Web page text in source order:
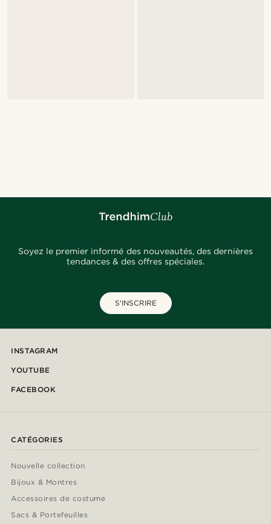
Soyez le premier informé des nouveautés, des dernières
tendances & des offres spéciales.
S'INSCRIRE
INSTAGRAM
YOUTUBE
FACEBOOK
CATÉGORIES
Nouvelle collection
Bijoux & Montres
Accessoires de costume
Sacs & Portefeuilles